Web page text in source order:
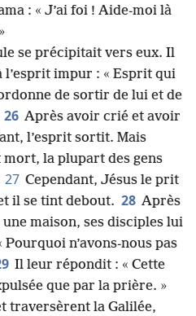
: « J’ai foi ! Aide-moi là
se précipitait vers eux. Il
impur : « Esprit qui
de sortir de lui et de
26 Après avoir crié et avoir
l’esprit sortit. Mais
mort, la plupart des gens
27 Cependant, Jésus le prit
il se tint debout. 28 Après
maison, ses disciples lui
n’avons-nous pas
Il leur répondit : « Cette
que par la prière. »
traversèrent la Galilée,